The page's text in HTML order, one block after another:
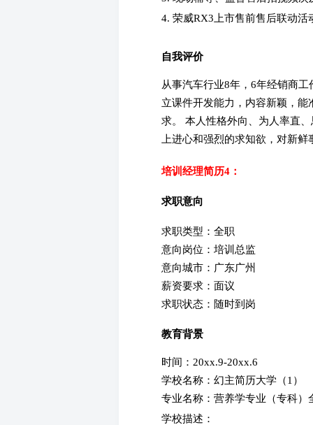
4. 荣威RX3上市售前售后联动活
自我评价
从事汽车行业8年，6年经销商
立课件开发能力，内容新颖，
求。 本人性格外向、为人率直
上进心和强烈的求知欲，对新
培训经理简历4：
求职意向
求职类型：全职
意向岗位：培训总监
意向城市：广东广州
薪资要求：面议
求职状态：随时到岗
教育背景
时间：20xx.9-20xx.6
学校名称：幻主简历大学（1）
专业名称：营养学专业（专科
学校描述：